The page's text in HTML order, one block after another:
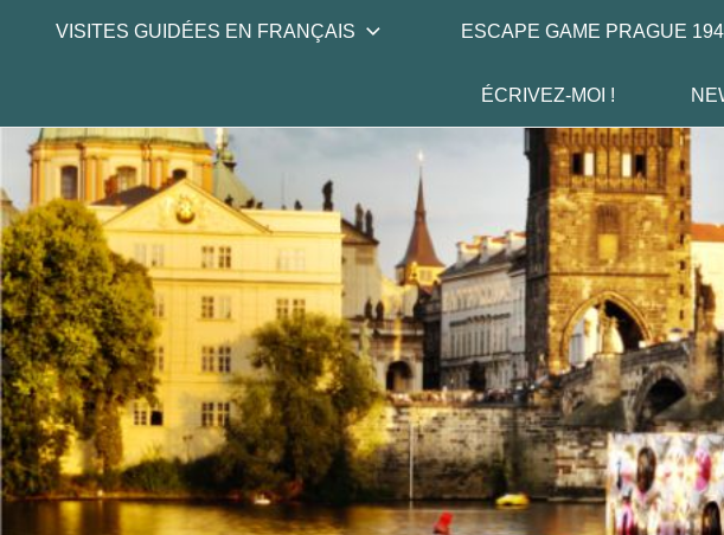
VISITES GUIDÉES EN FRANÇAIS ESCAPE GAME PRAGUE
ÉCRIVEZ-MOI !